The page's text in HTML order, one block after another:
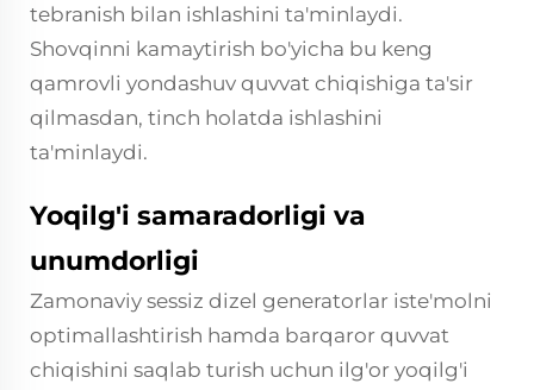
tebranish bilan ishlashini ta'minlaydi.
Shovqinni kamaytirish bo'yicha bu keng
qamrovli yondashuv quvvat chiqishiga ta'sir
qilmasdan, tinch holatda ishlashini
ta'minlaydi.
Yoqilg'i samaradorligi va
unumdorligi
Zamonaviy sessiz dizel generatorlar iste'molni
optimallashtirish hamda barqaror quvvat
chiqishini saqlab turish uchun ilg'or yoqilg'i